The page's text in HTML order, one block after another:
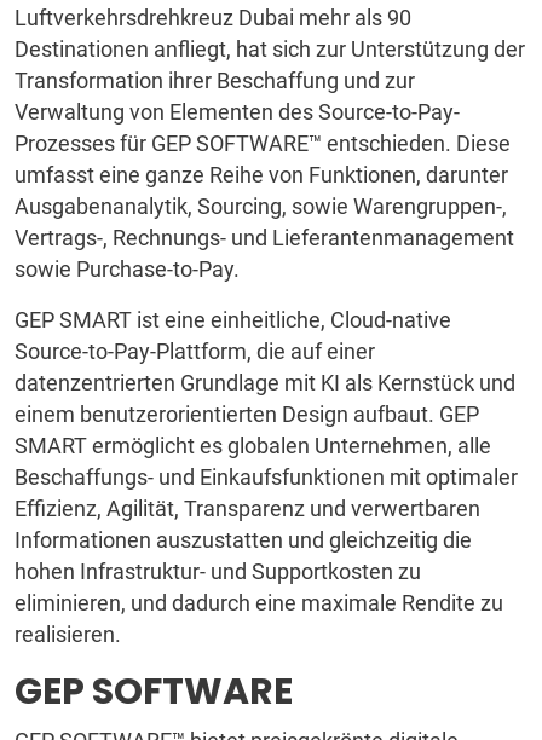
Luftverkehrsdrehkreuz Dubai mehr als 90
Destinationen anfliegt, hat sich zur Unterstützung der
Transformation ihrer Beschaffung und zur
Verwaltung von Elementen des Source-to-Pay-
Prozesses für GEP SOFTWARE™ entschieden. Diese
umfasst eine ganze Reihe von Funktionen, darunter
Ausgabenanalytik, Sourcing, sowie Warengruppen-,
Vertrags-, Rechnungs- und Lieferantenmanagement
sowie Purchase-to-Pay.
GEP SMART ist eine einheitliche, Cloud-native
Source-to-Pay-Plattform, die auf einer
datenzentrierten Grundlage mit KI als Kernstück und
einem benutzerorientierten Design aufbaut. GEP
SMART ermöglicht es globalen Unternehmen, alle
Beschaffungs- und Einkaufsfunktionen mit optimaler
Effizienz, Agilität, Transparenz und verwertbaren
Informationen auszustatten und gleichzeitig die
hohen Infrastruktur- und Supportkosten zu
eliminieren, und dadurch eine maximale Rendite zu
realisieren.
GEP SOFTWARE